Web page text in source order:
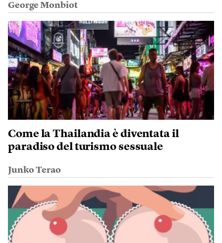
George Monbiot
Come la Thailandia è diventata il
paradiso del turismo sessuale
Junko Terao